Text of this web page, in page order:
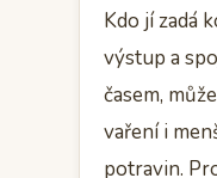
Kdo jí zadá
výstup a
časem,
vaření i
potravin.